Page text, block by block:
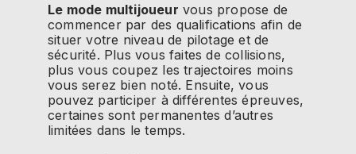
Le mode multijoueur vous propose de
commencer par des qualifications afin de
situer votre niveau de pilotage et de
sécurité. Plus vous faites de collisions,
plus vous coupez les trajectoires moins
vous serez bien noté. Ensuite, vous
pouvez participer à différentes épreuves,
certaines sont permanentes d’autres
limitées dans le temps.